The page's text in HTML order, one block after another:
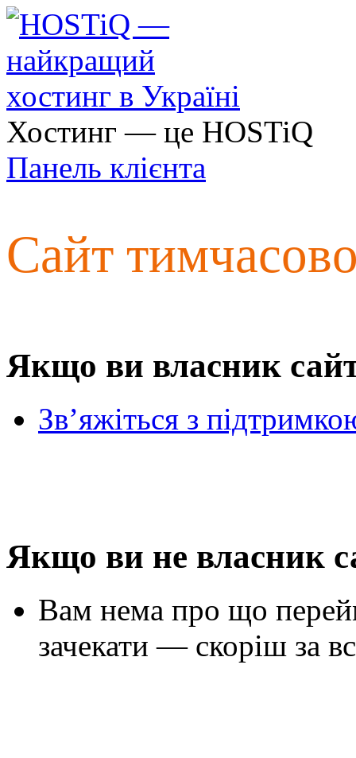
Хостинг — це HOSTiQ
Панель клієнта
Сайт
Якщо ви власник
Зв’яжіться з
Якщо ви не власник
Вам нема про що
зачекати — скоріш за